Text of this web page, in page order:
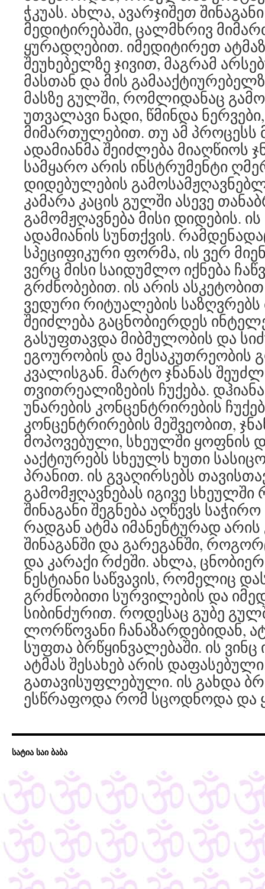
ჭკუას. ახლა, ავარჯიშეთ
მედიტირებაში, ცალმხრივ
ყურადღებით. იმედიტირეთ
შეუხებელზე ჯივით, მაგრამ
მასთან და მის
მასზე გულში, რომლიდანაც
უთვალავი ნადი, წმინდა
მიმართულებით. თუ ამ პროცესს
ადამიანმა შეიძლება მიაღწიოს
სამყარო არის ინსტრუმენტი
დიდებულების
კამარა კაცის გულში ასევე
გამომჟღავნება მისი დიდების.
ადამიანის სუნთქვის.
სპეციფიკური ფორმა, ის ვერ
ვერც მისი საიდუმლო იქნება
გრძნობებით. ის არის
ვედური რიტუალების საზღვრებს
შეიძლება გაცნობიერდეს
გასუფთავდა მიბმულობის და
ეგოურობის და მესაკუთრეობის
კვალისგან. მარტო ჯნანას
თვითრეალიზების ჩუქება.
უნარების კონცენტრირების
კონცენტრირების მეშვეობით,
მოპოვებული, სხეულში ყოფნის
ააქტიურებს სხეულს ხუთი
პრანით. ის გვაღირსებს
გამომჟღავნებას იგივე
შინაგანი შეგნება აღწევს
რადგან ატმა იმანენტურად არის
შინაგანში და გარეგანში,
და კარაქი რძეში. ახლა,
ნესტიანი საწვავის, რომელიც
გრძნობითი სურვილების და
სიბინძურით. როდესაც გუბე
ლორწოვანი ჩანაზარდებიდან,
სუფთა ბრწყინვალებაში. ის ვინც
ატმას შესახებ არის
გათავისუფლებული. ის გახდა
ესწრაფოდა რომ სცოდნოდა და
სატია საი ბაბა